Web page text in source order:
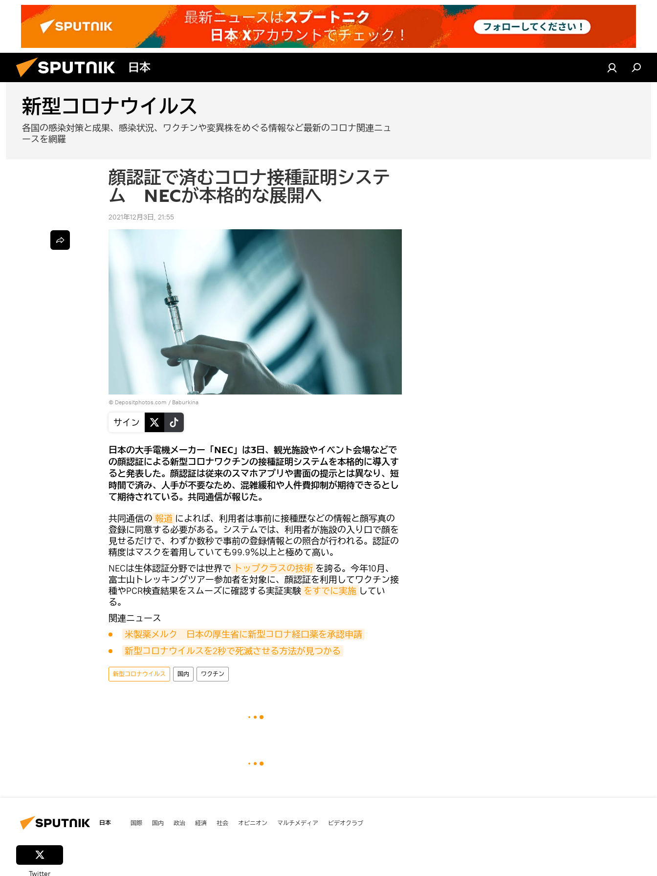
日本
新型コロナウイルス
各国の感染対策と成果、感染状況、ワクチンや変異株をめぐる情報など最新のコロナ関連ニュ
ースを網羅
顔認証で済むコロナ接種証明システ
ム NECが本格的な展開へ
2021年12月3日, 21:55
© Depositphotos.com / Baburkina
サイン
日本の大手電機メーカー「NEC」は3日、観光施設やイベント会場などで
の顔認証による新型コロナワクチンの接種証明システムを本格的に導入す
ると発表した。顔認証は従来のスマホアプリや書面の提示とは異なり、短
時間で済み、人手が不要なため、混雑緩和や人件費抑制が期待できるとし
て期待されている。共同通信が報じた。
共同通信の 報道 によれば、利用者は事前に接種歴などの情報と顔写真の
登録に同意する必要がある。システムでは、利用者が施設の入り口で顔を
見せるだけで、わずか数秒で事前の登録情報との照合が行われる。認証の
精度はマスクを着用していても99.9％以上と極めて高い。
NECは生体認証分野では世界で トップクラスの技術 を誇る。今年10月、
富士山トレッキングツアー参加者を対象に、顔認証を利用してワクチン接
種やPCR検査結果をスムーズに確認する実証実験 をすでに実施 してい
る。
関連ニュース
米製薬メルク　日本の厚生省に新型コロナ経口薬を承認申請
新型コロナウイルスを2秒で死滅させる方法が見つかる
新型コロナウイルス 国内 ワクチン
日本 国際 国内 政治 経済 社会 オピニオン マルチメディア ビデオクラブ
Twitter